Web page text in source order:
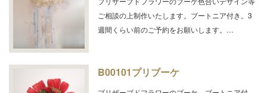
ご相談の上制作いたします。ブートニア付き。3
週間くらい前のご予約をお願いします。…
B00101プリブーケ